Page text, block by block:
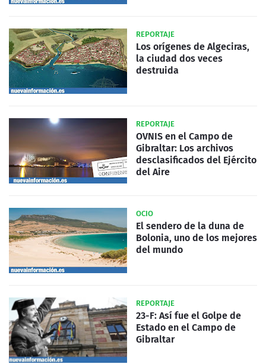
REPORTAJE
Los orígenes de Algeciras,
la ciudad dos veces
destruida
REPORTAJE
OVNIS en el Campo de
Gibraltar: Los archivos
desclasificados del Ejército
del Aire
OCIO
El sendero de la duna de
Bolonia, uno de los mejores
del mundo
REPORTAJE
23-F: Así fue el Golpe de
Estado en el Campo de
Gibraltar